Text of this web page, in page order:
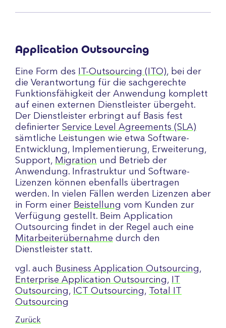
Application Outsourcing
Eine Form des IT-Outsourcing (ITO), bei der
die Verantwortung für die sachgerechte
Funktionsfähigkeit der Anwendung komplett
auf einen externen Dienstleister übergeht.
Der Dienstleister erbringt auf Basis fest
definierter Service Level Agreements (SLA)
sämtliche Leistungen wie etwa Software-
Entwicklung, Implementierung, Erweiterung,
Support, Migration und Betrieb der
Anwendung. Infrastruktur und Software-
Lizenzen können ebenfalls übertragen
werden. In vielen Fällen werden Lizenzen aber
in Form einer Beistellung vom Kunden zur
Verfügung gestellt. Beim Application
Outsourcing findet in der Regel auch eine
Mitarbeiterübernahme durch den
Dienstleister statt.
vgl. auch Business Application Outsourcing,
Enterprise Application Outsourcing,
Outsourcing, ICT Outsourcing,
Total IT
Outsourcing
Zurück